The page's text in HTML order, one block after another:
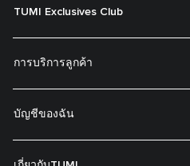
TUMI Exclusives Club
การบริการลูกค้า
บัญชีของฉัน